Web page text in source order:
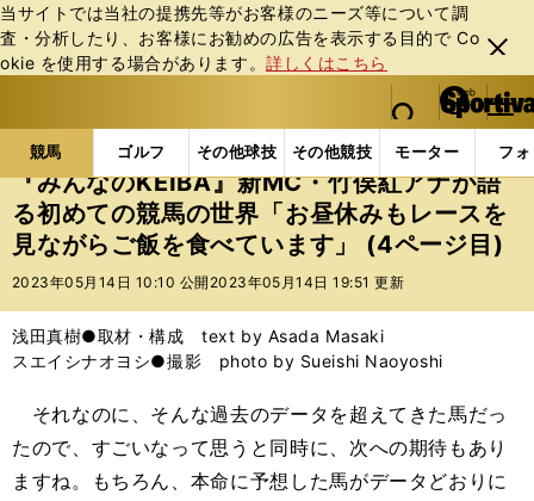
当サイトでは当社の提携先等がお客様のニーズ等について調
査・分析したり、お客様にお勧めの広告を表⽰する⽬的で Co
okie を使⽤する場合があります。詳しくはこちら
閉じ
る
web Sportiva (webスポルティーバ)
検索
マイペ
ー
ジ
メニュ
競馬 ゴルフ その他球技 その他競技 モーター フ
b
ス
ポ
ル
テ
ー
バ
競馬の記事一覧 競馬 『みんなのKEIBA』新MC・
『みんなのKEIBA』新MC・竹俣紅アナが語
る初めての競馬の世界「お昼休みもレースを
見ながらご飯を食べています」 (4ページ目)
2023年05月14日 10:10 公開 2023年05月14日 19:51 更新
浅田真樹●取材・構成 text by Asada Masaki
スエイシナオヨシ●撮影 photo by Sueishi Naoyoshi
それなのに、そんな過去のデータを超えてきた馬だっ
たので、すごいなって思うと同時に、次への期待もあり
ますね。もちろん、本命に予想した馬がデータどおりに